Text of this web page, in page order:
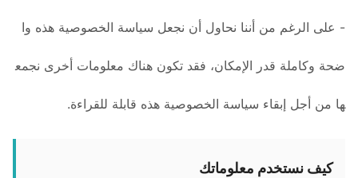
- على الرغم من أننا نحاول أن نجعل سياسة الخصوصية هذه وا
ضحة وكاملة قدر الإمكان، فقد تكون هناك معلومات أخرى نجمع
ها من أجل إبقاء سياسة الخصوصية هذه قابلة للقراءة.
كيف نستخدم معلوماتك